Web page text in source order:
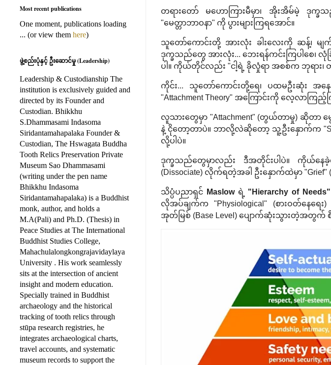
တရားတော် မဟောကြားမီမှာ၊ အိုးအိမ်မဲ့ ဒုက္ခ
"မေတ္တာဘာဝနာ" ကို ပွားများကြရအောင်။
သူတော်ကောင်းတို့ အားလုံး ခါးလေးကို ဆန့်၊ မျက်
ဒုက္ခသည်တွေ အားလုံး... ဘေးရန်ကင်းကြပါစ
ပါ။ ကိုယ်တိုင်လည်း "ငါ့ရဲ့ ခိုလှုံရာ အစစ်က ဘုရား၊
ကိုင်း... သူတော်ကောင်းတို့ရေ၊ ပထမဦးဆုံး အနေနဲ့
"Attachment Theory" အကြောင်းကို လေ့လာကြည့်
လူသားတွေမှာ "Attachment" (တွယ်တာမှု) ဆိုတ
နဲ့ ငိုတော့တာပဲ။ ဘာလို့လဲဆိုတော့ သူ့ဦးနှောက်က
လို့ပါပဲ။
ဒုက္ခသည်တွေမှာလည်း ဒီအတိုင်းပါပဲ။ ကိုယ်
(Dissociate) လိုက်ရတဲ့အခါ ဦးနှောက်ထဲမှာ "Grief"
သိပ္ပံပညာရှင် Maslowရဲ့ "Hierarchy of Needs"
လိုအပ်ချက်က "Physiological" (စားဝတ်နေရေး
အုတ်မြစ် (Base Level) ပျောက်ဆုံးသွားတဲ့အတွက်
Most recent publications
One moment, publications loading
... (or view them here)
ဖွဲ့စည်းပုံနှင့် ဦးဆောင်မှု (Leadership)
Leadership & Custodianship The
institution is exclusively guided and
directed by its Founder and
Custodian. Bhikkhu
S.Dhammasami Indasoma
Siridantamahapalaka Founder &
Custodian, The Hswagata Buddha
Tooth Relics Preservation Private
Museum Sao Dhammasami
(writing under the pen name
Bhikkhu Indasoma
Siridantamahapalaka) is a Buddhist
monk, author, and holds a
M.A(Pali) and Ph.D. (Thesis) in
Peace Studies at The International
Buddhist Studies College,
Mahachulalongkongrajavidaylaya
University . His work seamlessly
sits at the intersection of ancient
insight and modern education.
Specially trained in Buddhist
archaeology and the historical
tracking of tooth relics through
stūpa research registries, he
integrates archaeological charts,
travel accounts, and systematic
museum records to support the